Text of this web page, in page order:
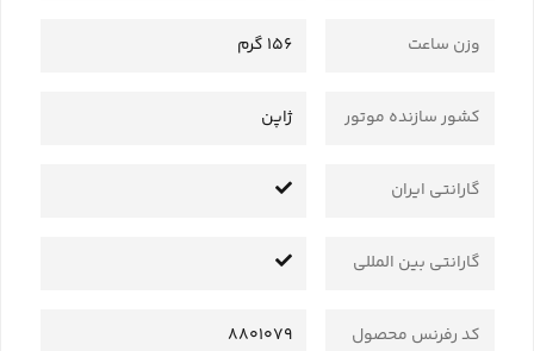
وزن ساعت 156 گرم
کشور سازنده موتور ژاپن
گارانتی ایران
گارانتی بین المللی
کد رفرنس محصول 8801079